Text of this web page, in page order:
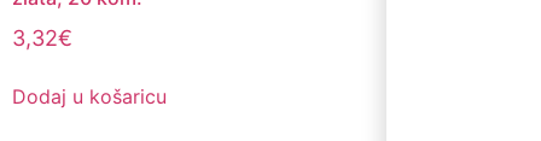
3,32€
Dodaj u košaricu